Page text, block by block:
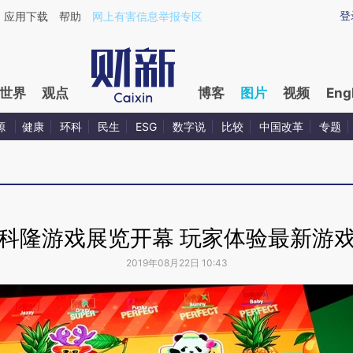
登
应用下载 帮助 网上有害信息举报专区
世界 观点 博客 图片 视频
健康 环科 民生 ESG 数字说 比较 中国改革 专题
隆游戏展览开幕 玩家体验最新游
2019年08月22日 10:43